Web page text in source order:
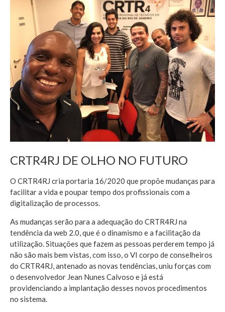
CRTR4RJ DE OLHO NO FUTURO
O CRTR4RJ cria portaria 16/2020 que propõe mudanças para
facilitar a vida e poupar tempo dos profissionais com a
digitalização de processos.
As mudanças serão para a adequação do CRTR4RJ na
tendência da web 2.0, que é o dinamismo e a facilitação da
utilização. Situações que fazem as pessoas perderem tempo já
não são mais bem vistas, com isso, o VI corpo de conselheiros
do CRTR4RJ, antenado as novas tendências, uniu forças com
o desenvolvedor Jean Nunes Calvoso e já está
providenciando a implantação desses novos procedimentos
no sistema.